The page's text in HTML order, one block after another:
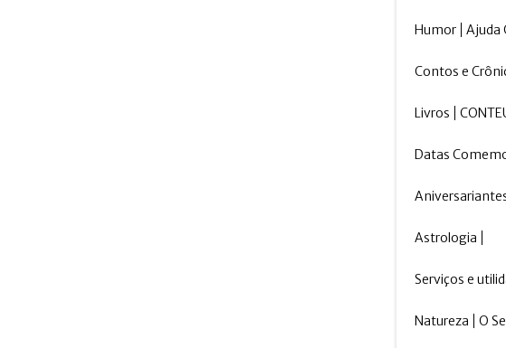
Humor Ajuda
Contos e
Livros
Datas
Astrologia
Serviços e
Natureza O